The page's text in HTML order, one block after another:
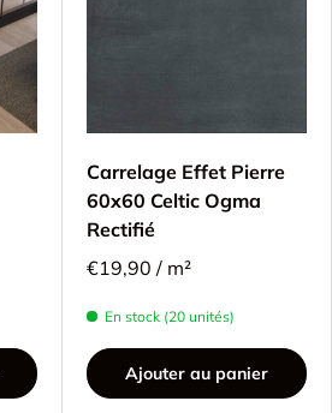
Carrelage Effet Pierre
60x60 Celtic Ogma
Rectifié
€19,90 / m²
En stock (20 unités)
Ajouter au panier